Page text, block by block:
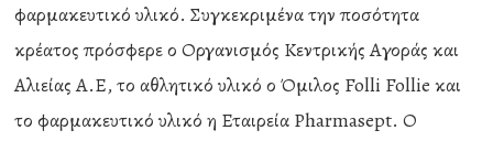
φαρμακευτικό υλικό. Συγκεκριμένα την ποσότητα
κρέατος πρόσφερε ο Οργανισμός Κεντρικής Αγοράς και
Αλιείας Α.Ε, το αθλητικό υλικό ο Όμιλος Folli Follie και
το φαρμακευτικό υλικό η Εταιρεία Pharmasept. Ο